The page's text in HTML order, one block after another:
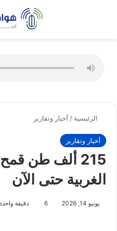
الرئيسية / أخبار وتقارير
أخبار وتقارير
215 ألف طن
الغربية حتى الآن
يونيو 14, 2026 6 دقيقة